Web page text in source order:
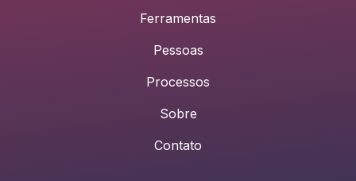
Ferramentas
Pessoas
Processos
Sobre
Contato